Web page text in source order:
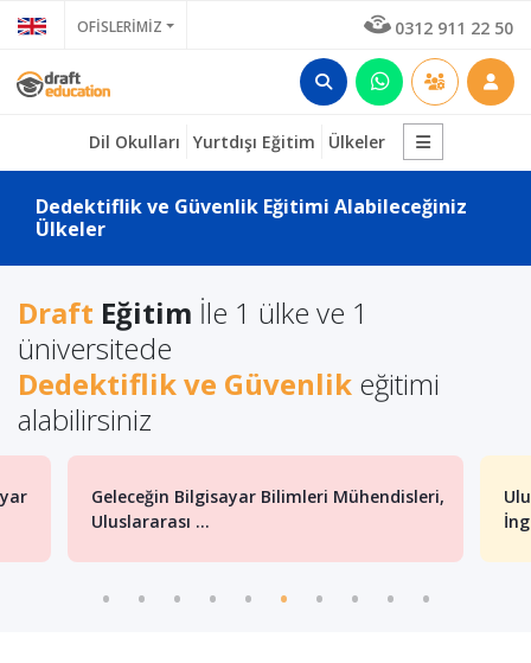
OFİSLERİMİZ 0312 911 22 50
Dil Okulları Yurtdışı Eğitim Ülkeler
Dedektiflik ve Güvenlik Eğitimi Alabileceğiniz
Ülkeler
Draft Eğitim İle 1 ülke ve 1
üniversitede
Dedektiflik ve Güvenlik eğitimi
alabilirsiniz
Geleceğin Bilgisayar Bilimleri Mühendisleri,
Uluslararası ...